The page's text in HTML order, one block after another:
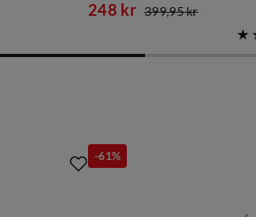
248 kr 399,95 kr
-61%